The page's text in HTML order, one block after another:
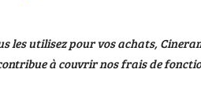
les utilisez pour vos achats,
à couvrir nos frais de